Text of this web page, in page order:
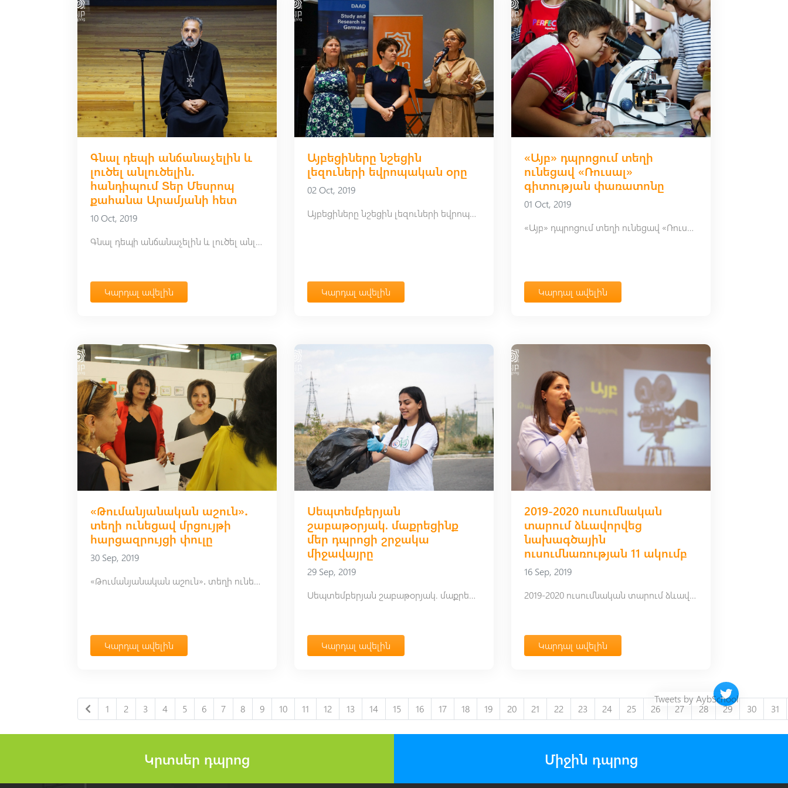
Գնալ դեպի անճանաչելին և
լուծել անլուծելին․
հանդիպում Տեր Մեսրոպ
քահանա Արամյանի հետ
10 Oct, 2019
Գնալ դեպի անճանաչելին և լուծել անլուծելին․ հանդիպում Տեր Մեսրոպ քահանա Արամյանի հետ
Կարդալ ավելին
Այբեցիները նշեցին
լեզուների եվրոպական օրը
02 Oct, 2019
Այբեցիները նշեցին լեզուների եվրոպական օրը
Կարդալ ավելին
«Այբ» դպրոցում տեղի
ունեցավ «Ռուսալ»
գիտության փառատոնը
01 Oct, 2019
«Այբ» դպրոցում տեղի ունեցավ «Ռուսալ» գիտության փառատոնը
Կարդալ ավելին
«Թումանյանական աշուն»․
տեղի ունեցավ մրցույթի
հարցազրույցի փուլը
30 Sep, 2019
«Թումանյանական աշուն»․ տեղի ունեցավ մրցույթի հարցազրույցի փուլը
Կարդալ ավելին
Սեպտեմբերյան
շաբաթօրյակ. մաքրեցինք
մեր դպրոցի շրջակա
միջավայրը
29 Sep, 2019
Սեպտեմբերյան շաբաթօրյակ. մաքրեցինք մեր դպրոցի շրջակա միջավայրը
Կարդալ ավելին
2019-2020 ուսումնական
տարում ձևավորվեց
նախագծային
ուսումնառության 11 ակումբ
16 Sep, 2019
2019-2020 ուսումնական տարում ձևավորվեց նախագծային ուսումնառության 11 ակումբ
Կարդալ ավելին
1 2 3 4 5 6 7 8 9 10 11 12 13 14 15 16 17 18 19 20 21 22 23 24 25 26 27 28 29 30 31
Twitter timeline
Tweets by AybSchool
Կրտսեր դպրոց Միջին դպրոց